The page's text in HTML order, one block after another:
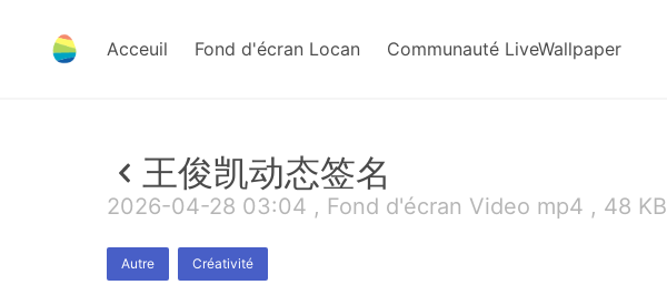
Acceuil Fond d'écran Locan Communauté LiveWallpaper
王俊凯动态签名
2026-04-28 03:04 , Fond d'écran Video mp4 , 48 KB
Autre Créativité